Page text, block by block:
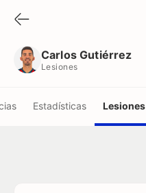
Carlos Gutiérrez
Lesiones
Estadísticas Lesiones